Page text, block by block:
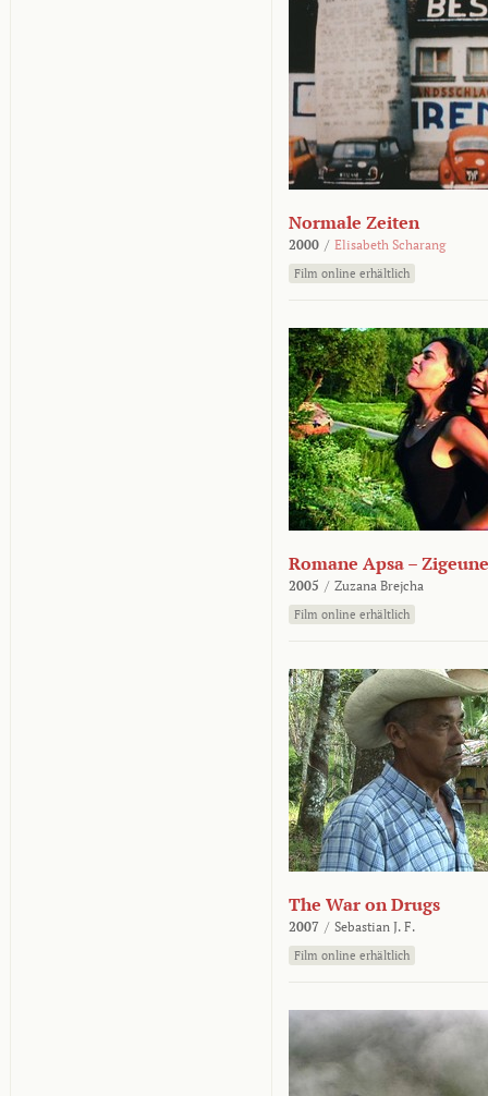
Normale Zeiten
2000 / Elisabeth Scharang
Film online erhältlich
Romane Apsa –
2005 / Zuzana Brejcha
Film online erhältlich
The War on Drugs
2007 / Sebastian J. F.
Film online erhältlich